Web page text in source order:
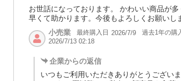
お世話になっております。 かわいい商品が
早くて助かります。今後もよろしくお願いし
小売業
最終購入日 2026/7/9 過去1年の購
2026/7/13 02:18
企業からの返信
いつもご利用いただきありがとうござい